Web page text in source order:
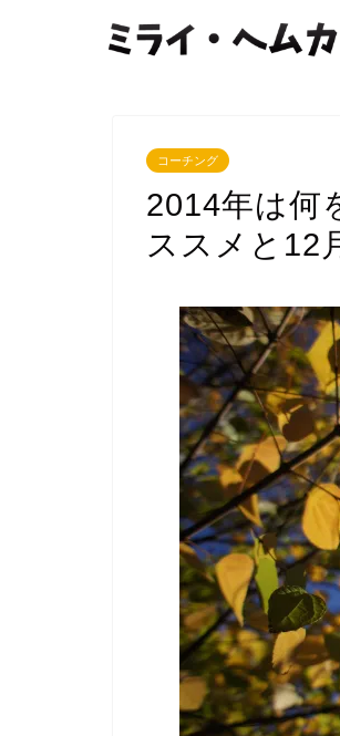
コーチング
2014年は何
ススメと12